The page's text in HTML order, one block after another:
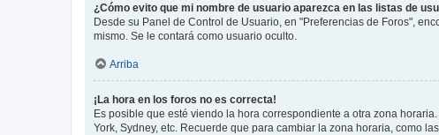
¿Cómo evito que mi nombre de usuario aparezca en las listas de
Desde su Panel de Control de Usuario, en "Preferencias de Foros",
mismo. Se le contará como usuario oculto.
Arriba
¡La hora en los foros no es correcta!
Es posible que esté viendo la hora correspondiente a otra zona
York, Sydney, etc. Recuerde que para cambiar la zona horaria, como